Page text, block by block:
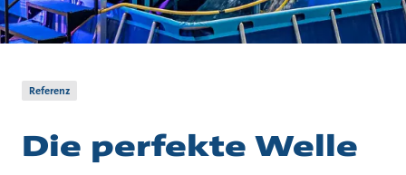
Referenz
Die perfekte Welle